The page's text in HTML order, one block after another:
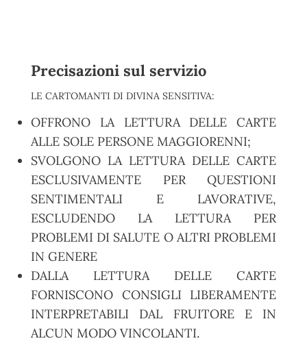
Precisazioni sul servizio
LE CARTOMANTI DI DIVINA SENSITIVA:
OFFRONO LA LETTURA DELLE CARTE
ALLE SOLE PERSONE MAGGIORENNI;
SVOLGONO LA LETTURA DELLE CARTE
ESCLUSIVAMENTE PER QUESTIONI
SENTIMENTALI E LAVORATIVE,
ESCLUDENDO LA LETTURA PER
PROBLEMI DI SALUTE O ALTRI PROBLEMI
IN GENERE
DALLA LETTURA DELLE CARTE
FORNISCONO CONSIGLI LIBERAMENTE
INTERPRETABILI DAL FRUITORE E IN
ALCUN MODO VINCOLANTI.